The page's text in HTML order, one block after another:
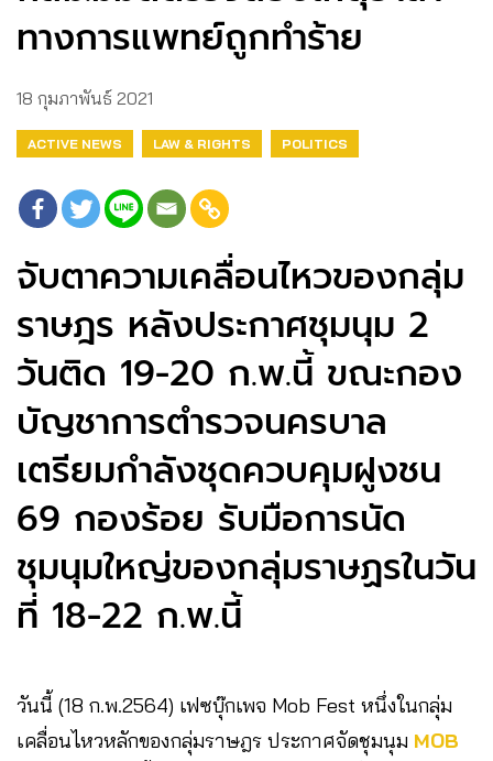
ทางการแพทย์ถูกทำร้าย
18 กุมภาพันธ์ 2021
ACTIVE NEWS LAW & RIGHTS POLITICS
จับตาความเคลื่อนไหวของกลุ่ม
ราษฎร หลังประกาศชุมนุม 2
วันติด 19-20 ก.พ.นี้ ขณะกอง
บัญชาการตำรวจนครบาล
เตรียมกำลังชุดควบคุมฝูงชน
69 กองร้อย รับมือการนัด
ชุมนุมใหญ่ของกลุ่มราษฏรในวัน
ที่ 18-22 ก.พ.นี้
วันนี้ (18 ก.พ.2564) เฟซบุ๊กเพจ Mob Fest หนึ่งในกลุ่ม
เคลื่อนไหวหลักของกลุ่มราษฎร ประกาศจัดชุมนุม MOB